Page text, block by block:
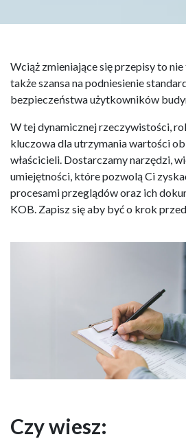
Wciąż zmieniające się przepisy to
także szansa na podniesienie
bezpieczeństwa użytkowników
W tej dynamicznej rzeczywistości,
kluczowa dla utrzymania wartości
właścicieli. Dostarczamy narzędzi,
umiejętności, które pozwolą Ci
procesami przeglądów oraz ich
KOB. Zapisz się aby być o krok
Czy wiesz: